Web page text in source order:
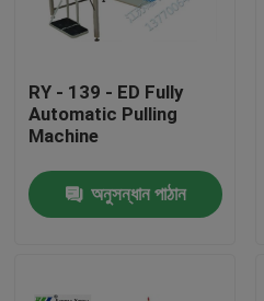
RY - 139 - ED Fully
Automatic Pulling
Machine
অনুসন্ধান পাঠান